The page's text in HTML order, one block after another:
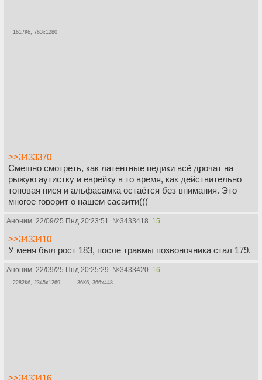
1617Кб, 763x1280
>>3433370
Смешно смотреть, как латентные педики всё дрочат на
рыжую аутистку и еврейку в то время, как действительно
топовая пися и альфасамка остаётся без внимания. Это
многое говорит о нашем сасаити(((
Аноним 22/09/25 Пнд 20:23:51 №3433418 15
>>3433410
У меня был рост 183, после травмы позвоночника стал 179.
Аноним 22/09/25 Пнд 20:25:29 №3433420 16
2282Кб, 2345x1269 36Кб, 366x448
>>3433416